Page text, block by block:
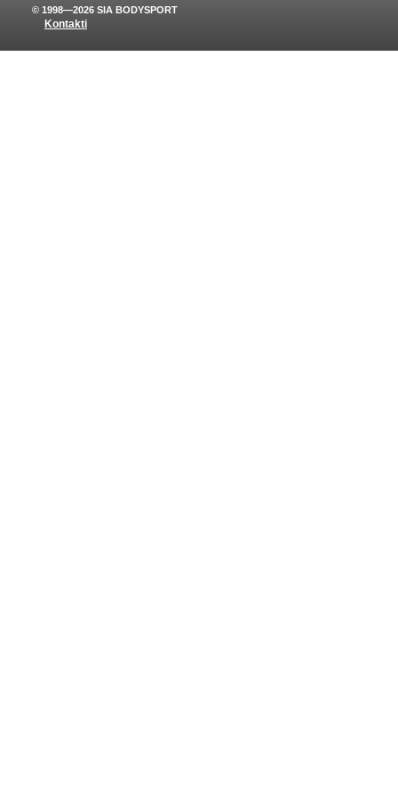
Kontakti
© 1998—2026 SIA BODYSPORT